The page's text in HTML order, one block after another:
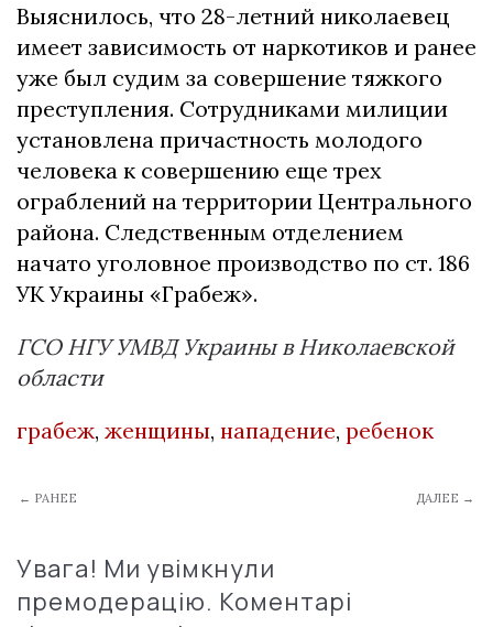
Выяснилось, что 28-летний николаевец
имеет зависимость от наркотиков и ранее
уже был судим за совершение тяжкого
преступления. Сотрудниками милиции
установлена причастность молодого
человека к совершению еще трех
ограблений на территории Центрального
района. Следственным отделением
начато уголовное производство по ст. 186
УК Украины «Грабеж».
ГСО НГУ УМВД Украины в Николаевской
области
грабеж, женщины, нападение, ребенок
← РАНЕЕ ДАЛЕЕ →
Увага! Ми увімкнули
премодерацію. Коментарі